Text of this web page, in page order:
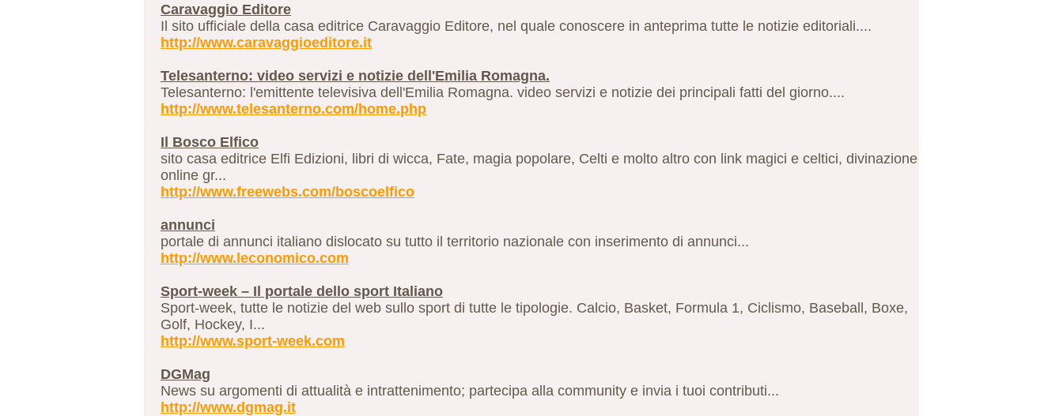
Caravaggio Editore
Il sito ufficiale della casa editrice Caravaggio Editore, nel quale conoscere in anteprima tutte le notizie editoriali....
http://www.caravaggioeditore.it
Telesanterno: video servizi e notizie dell'Emilia Romagna.
Telesanterno: l'emittente televisiva dell'Emilia Romagna. video servizi e notizie dei principali fatti del giorno....
http://www.telesanterno.com/home.php
Il Bosco Elfico
sito casa editrice Elfi Edizioni, libri di wicca, Fate, magia popolare, Celti e molto altro con link magici e celtici, divinazione
online gr...
http://www.freewebs.com/boscoelfico
annunci
portale di annunci italiano dislocato su tutto il territorio nazionale con inserimento di annunci...
http://www.leconomico.com
Sport-week – Il portale dello sport Italiano
Sport-week, tutte le notizie del web sullo sport di tutte le tipologie. Calcio, Basket, Formula 1, Ciclismo, Baseball, Boxe,
Golf, Hockey, I...
http://www.sport-week.com
DGMag
News su argomenti di attualità e intrattenimento; partecipa alla community e invia i tuoi contributi...
http://www.dgmag.it